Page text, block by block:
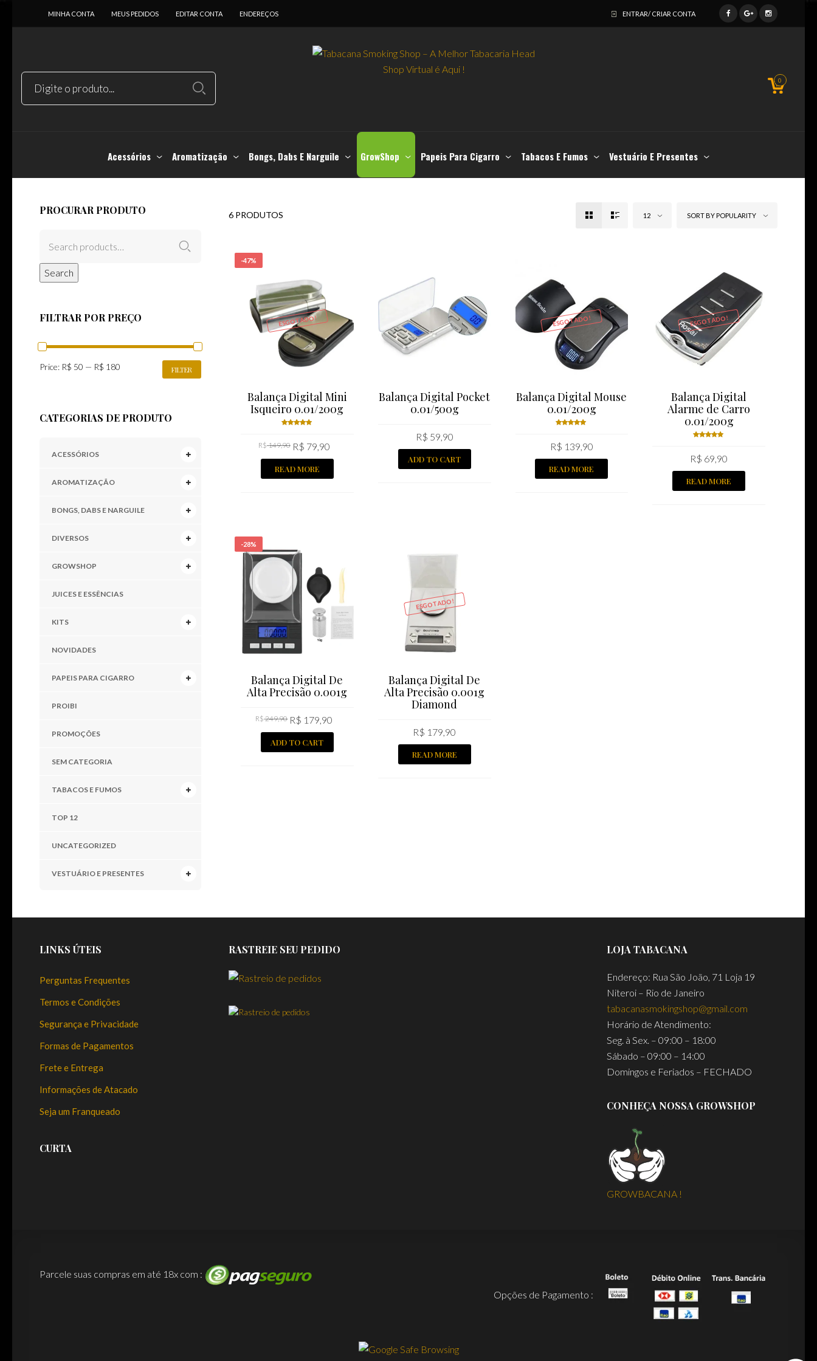
MINHA CONTA MEUS PEDIDOS EDITAR CONTA ENDEREÇOS ENTRAR/ CRIAR CONTA
0
Acessórios Aromatização Bongs, Dabs E Narguile GrowShop Papeis Para Cigarro Tabacos E Fumos Vestuário E Presentes
PROCURAR PRODUTO
Search
FILTRAR POR PREÇO
MIN
MAX
FILTER
Price: R$ 50 — R$ 180
CATEGORIAS DE PRODUTO
ACESSÓRIOS
AROMATIZAÇÃO
BONGS, DABS E NARGUILE
DIVERSOS
GROWSHOP
JUICES E ESSÊNCIAS
KITS
NOVIDADES
PAPEIS PARA CIGARRO
PROIBI
PROMOÇÕES
SEM CATEGORIA
TABACOS E FUMOS
TOP 12
UNCATEGORIZED
VESTUÁRIO E PRESENTES
6 PRODUTOS 12 SORT BY POPULARITY
-47%
ESGOTADO!
Balança Digital Mini
Isqueiro 0.01/200g
5.00out
of 5
R$149,90 R$ 79,90
READ MORE
Balança Digital Pocket
0.01/500g
R$ 59,90
ADD TO CART
ESGOTADO!
Balança Digital Mouse
0.01/200g
5.00out
of 5
R$ 139,90
READ MORE
ESGOTADO!
Balança Digital
Alarme de Carro
0.01/200g
5.00out
of 5
R$ 69,90
READ MORE
-28%
Balança Digital De
Alta Precisão 0.001g
R$249,90 R$ 179,90
ADD TO CART
ESGOTADO!
Balança Digital De
Alta Precisão 0.001g
Diamond
R$ 179,90
READ MORE
LINKS ÚTEIS
Perguntas Frequentes
Termos e Condições
Segurança e Privacidade
Formas de Pagamentos
Frete e Entrega
Informações de Atacado
Seja um Franqueado
CURTA
RASTREIE SEU PEDIDO LOJA TABACANA
Endereço: Rua São João, 71 Loja 19
Niteroi – Rio de Janeiro
tabacanasmokingshop@gmail.com
Horário de Atendimento:
Seg. à Sex. – 09:00 – 18:00
Sábado – 09:00 – 14:00
Domingos e Feriados – FECHADO
CONHEÇA NOSSA GROWSHOP
GROWBACANA !
Parcele suas compras em até 18x com :
Opções de Pagamento :